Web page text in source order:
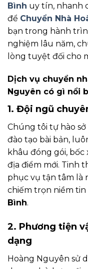
Bình uy tín, nhanh
để Chuyển Nhà
bạn trong hành
nghiệm lâu năm,
lòng tuyệt đối cho
Dịch vụ chuyển
Nguyên có gì nổi
1. Đội ngũ
Chúng tôi tự hào
đào tạo bài bản,
khâu đóng gói, bốc
địa điểm mới. Tinh
phục vụ tận tâm là
chiếm trọn niềm tin
Bình.
2. Phương tiện
dạng
Hoàng Nguyên sử